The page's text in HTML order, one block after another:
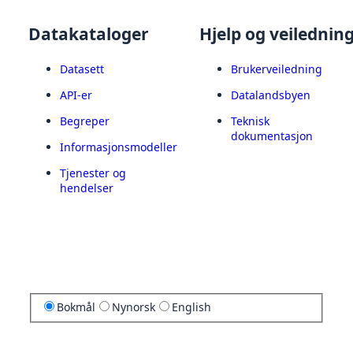
Datakataloger
Datasett
API-er
Begreper
Informasjonsmodeller
Tjenester og
hendelser
Hjelp og
Brukerveiledning
Datalandsbyen
Teknisk
dokumentasjon
Bokmål Nynorsk English